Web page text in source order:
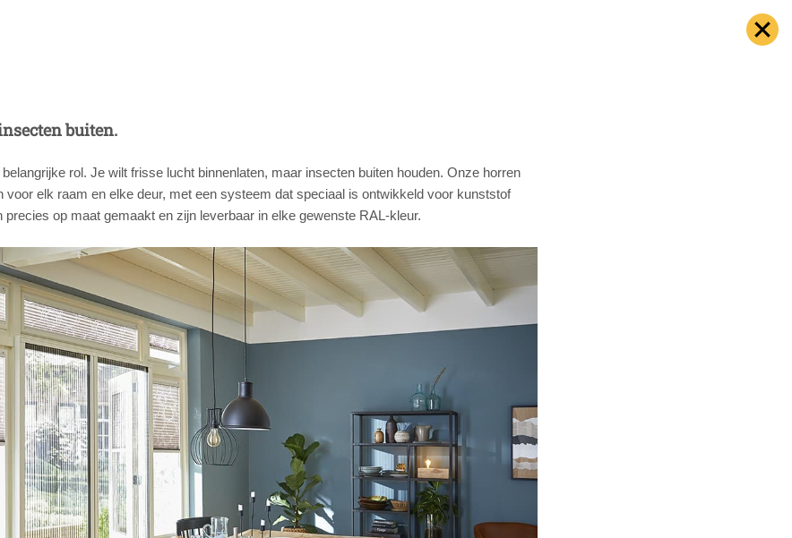
buiten.
rol. Je wilt frisse lucht binnenlaten, maar insecten buiten houden. Onze horren
voor elk raam en elke deur, met een systeem dat speciaal is ontwikkeld voor kunststof
precies op maat gemaakt en zijn leverbaar in elke gewenste RAL-kleur.